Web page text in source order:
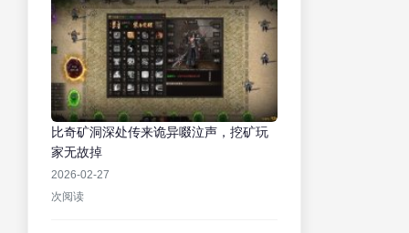
比奇矿洞深处传来诡异啜泣声，挖矿玩
家无故掉
2026-02-27
次阅读